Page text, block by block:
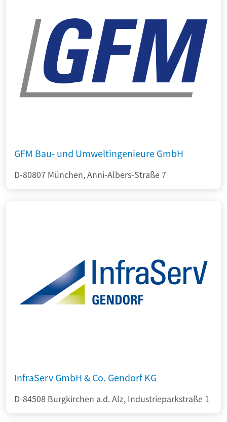
GFM Bau- und Umweltingenieure GmbH
D-80807 München, Anni-Albers-Straße 7
InfraServ GmbH & Co. Gendorf KG
D-84508 Burgkirchen a.d. Alz, Industrieparkstraße 1